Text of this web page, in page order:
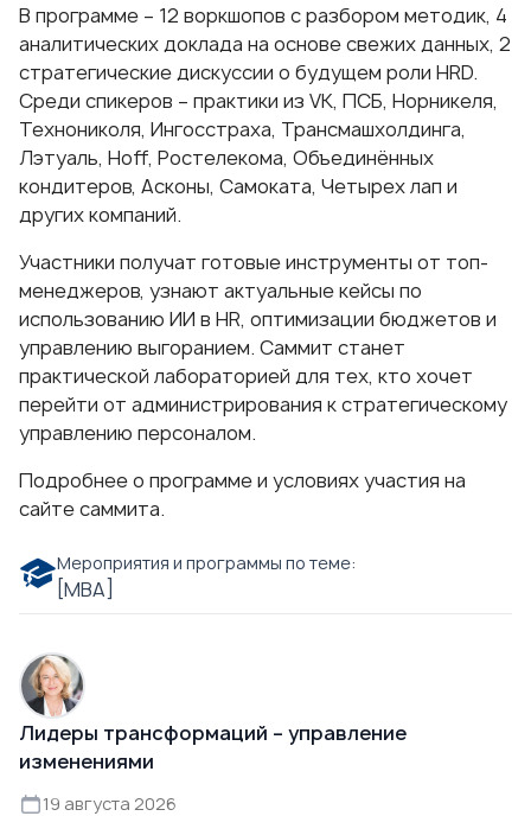
В программе – 12 воркшопов с разбором методик, 4
аналитических доклада на основе свежих данных, 2
стратегические дискуссии о будущем роли HRD.
Среди спикеров – практики из VK, ПСБ, Норникеля,
Технониколя, Ингосстраха, Трансмашхолдинга,
Лэтуаль, Hoff, Ростелекома, Объединённых
кондитеров, Асконы, Самоката, Четырех лап и
других компаний.
Участники получат готовые инструменты от топ-
менеджеров, узнают актуальные кейсы по
использованию ИИ в HR, оптимизации бюджетов и
управлению выгоранием. Саммит станет
практической лабораторией для тех, кто хочет
перейти от администрирования к стратегическому
управлению персоналом.
Подробнее о программе и условиях участия на
сайте саммита.
Мероприятия и программы по теме:
[МВА]
Лидеры трансформаций – управление
изменениями
19 августа 2026